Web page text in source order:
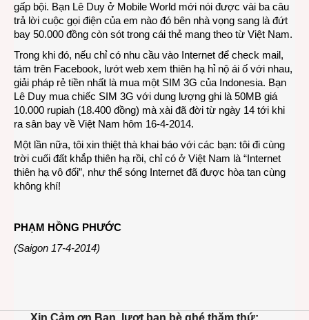
gấp bội. Bạn Lê Duy ở Mobile World mới nói được vài ba câu
trả lời cuộc gọi điện của em nào đó bên nhà vọng sang là đứt
bay 50.000 đồng còn sót trong cái thẻ mang theo từ Việt Nam.
Trong khi đó, nếu chỉ có nhu cầu vào Internet để check mail,
tám trên Facebook, lướt web xem thiên hạ hỉ nộ ái ố với nhau,
giải pháp rẻ tiền nhất là mua một SIM 3G của Indonesia. Bạn
Lê Duy mua chiếc SIM 3G với dung lượng ghi là 50MB giá
10.000 rupiah (18.400 đồng) mà xài đã đời từ ngày 14 tới khi
ra sân bay về Việt Nam hôm 16-4-2014.
Một lần nữa, tôi xin thiệt thà khai báo với các bạn: tôi đi cùng
trời cuối đất khắp thiên hạ rồi, chỉ có ở Việt Nam là “Internet
thiên hạ vô đối”, như thể sóng Internet đã được hòa tan cùng
không khí!
PHẠM HỒNG PHƯỚC
(Saigon 17-4-2014)
Xin Cảm ơn Bạn, lượt bạn bè ghé thăm thứ: